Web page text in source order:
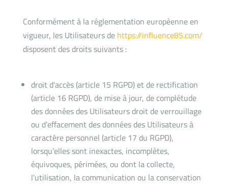
Conformément à la réglementation européenne en
vigueur, les Utilisateurs de https://influence85.com/
disposent des droits suivants :
droit d'accès (article 15 RGPD) et de rectification
(article 16 RGPD), de mise à jour, de complétude
des données des Utilisateurs droit de verrouillage
ou d’effacement des données des Utilisateurs à
caractère personnel (article 17 du RGPD),
lorsqu’elles sont inexactes, incomplètes,
équivoques, périmées, ou dont la collecte,
l'utilisation, la communication ou la conservation